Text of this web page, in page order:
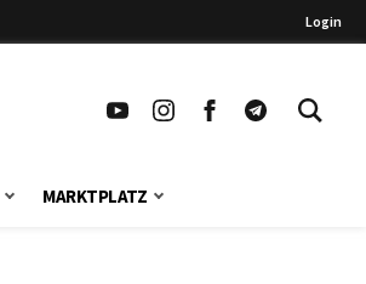
Login
MARKTPLATZ